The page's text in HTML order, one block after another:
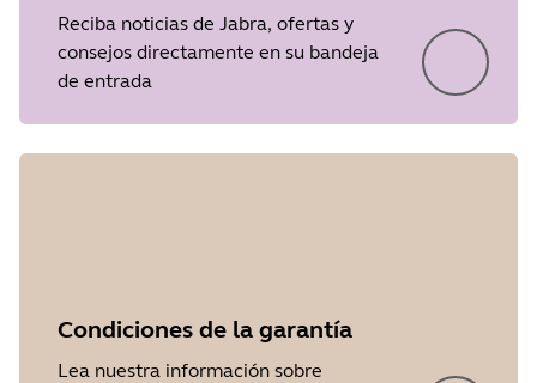
Reciba noticias de Jabra, ofertas y
consejos directamente en su bandeja
de entrada
Condiciones de la garantía
Lea nuestra información sobre